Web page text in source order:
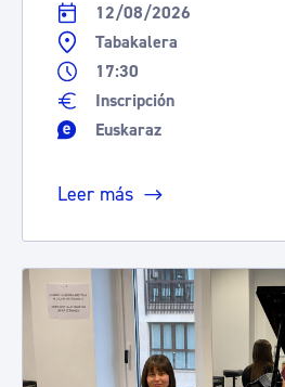
12/08/2026
Tabakalera
17:30
Inscripción
Euskaraz
Leer más